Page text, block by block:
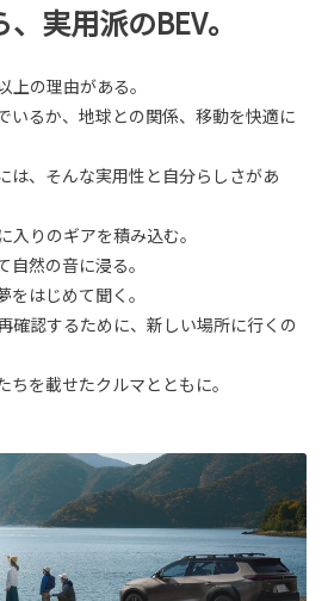
実用派のBEV。
上の理由がある。
いるか、地球との関係、移動を快適に
は、そんな実用性と自分らしさがあ
りのギアを積み込む。
然の音に浸る。
はじめて聞く。
確認するために、新しい場所に行くの
を載せたクルマとともに。